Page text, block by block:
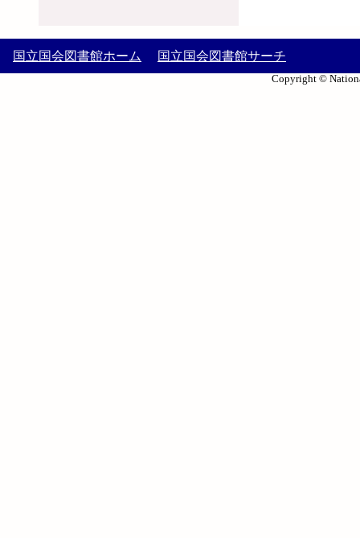
国立国会図書館ホーム 国立国会図書館サーチ
Copyright ©